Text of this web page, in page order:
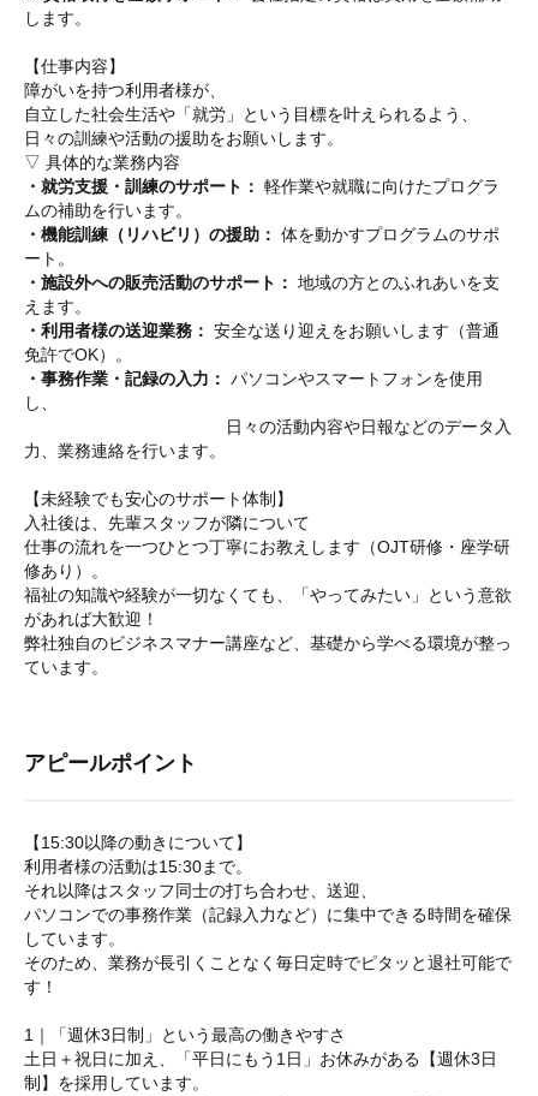
します。
【仕事内容】
障がいを持つ利用者様が、
自立した社会生活や「就労」という目標を叶えられるよう、
日々の訓練や活動の援助をお願いします。
▽ 具体的な業務内容
・就労支援・訓練のサポート： 軽作業や就職に向けたプログラ
ムの補助を行います。
・機能訓練（リハビリ）の援助： 体を動かすプログラムのサポ
ート。
・施設外への販売活動のサポート： 地域の方とのふれあいを支
えます。
・利用者様の送迎業務： 安全な送り迎えをお願いします（普通
免許でOK）。
・事務作業・記録の入力： パソコンやスマートフォンを使用
し、
日々の活動内容や日報などのデータ入
力、業務連絡を行います。
【未経験でも安心のサポート体制】
入社後は、先輩スタッフが隣について
仕事の流れを一つひとつ丁寧にお教えします（OJT研修・座学研
修あり）。
福祉の知識や経験が一切なくても、「やってみたい」という意欲
があれば大歓迎！
弊社独自のビジネスマナー講座など、基礎から学べる環境が整っ
ています。
アピールポイント
【15:30以降の動きについて】
利用者様の活動は15:30まで。
それ以降はスタッフ同士の打ち合わせ、送迎、
パソコンでの事務作業（記録入力など）に集中できる時間を確保
しています。
そのため、業務が長引くことなく毎日定時でピタッと退社可能で
す！
1｜「週休3日制」という最高の働きやすさ
土日＋祝日に加え、「平日にもう1日」お休みがある【週休3日
制】を採用しています。